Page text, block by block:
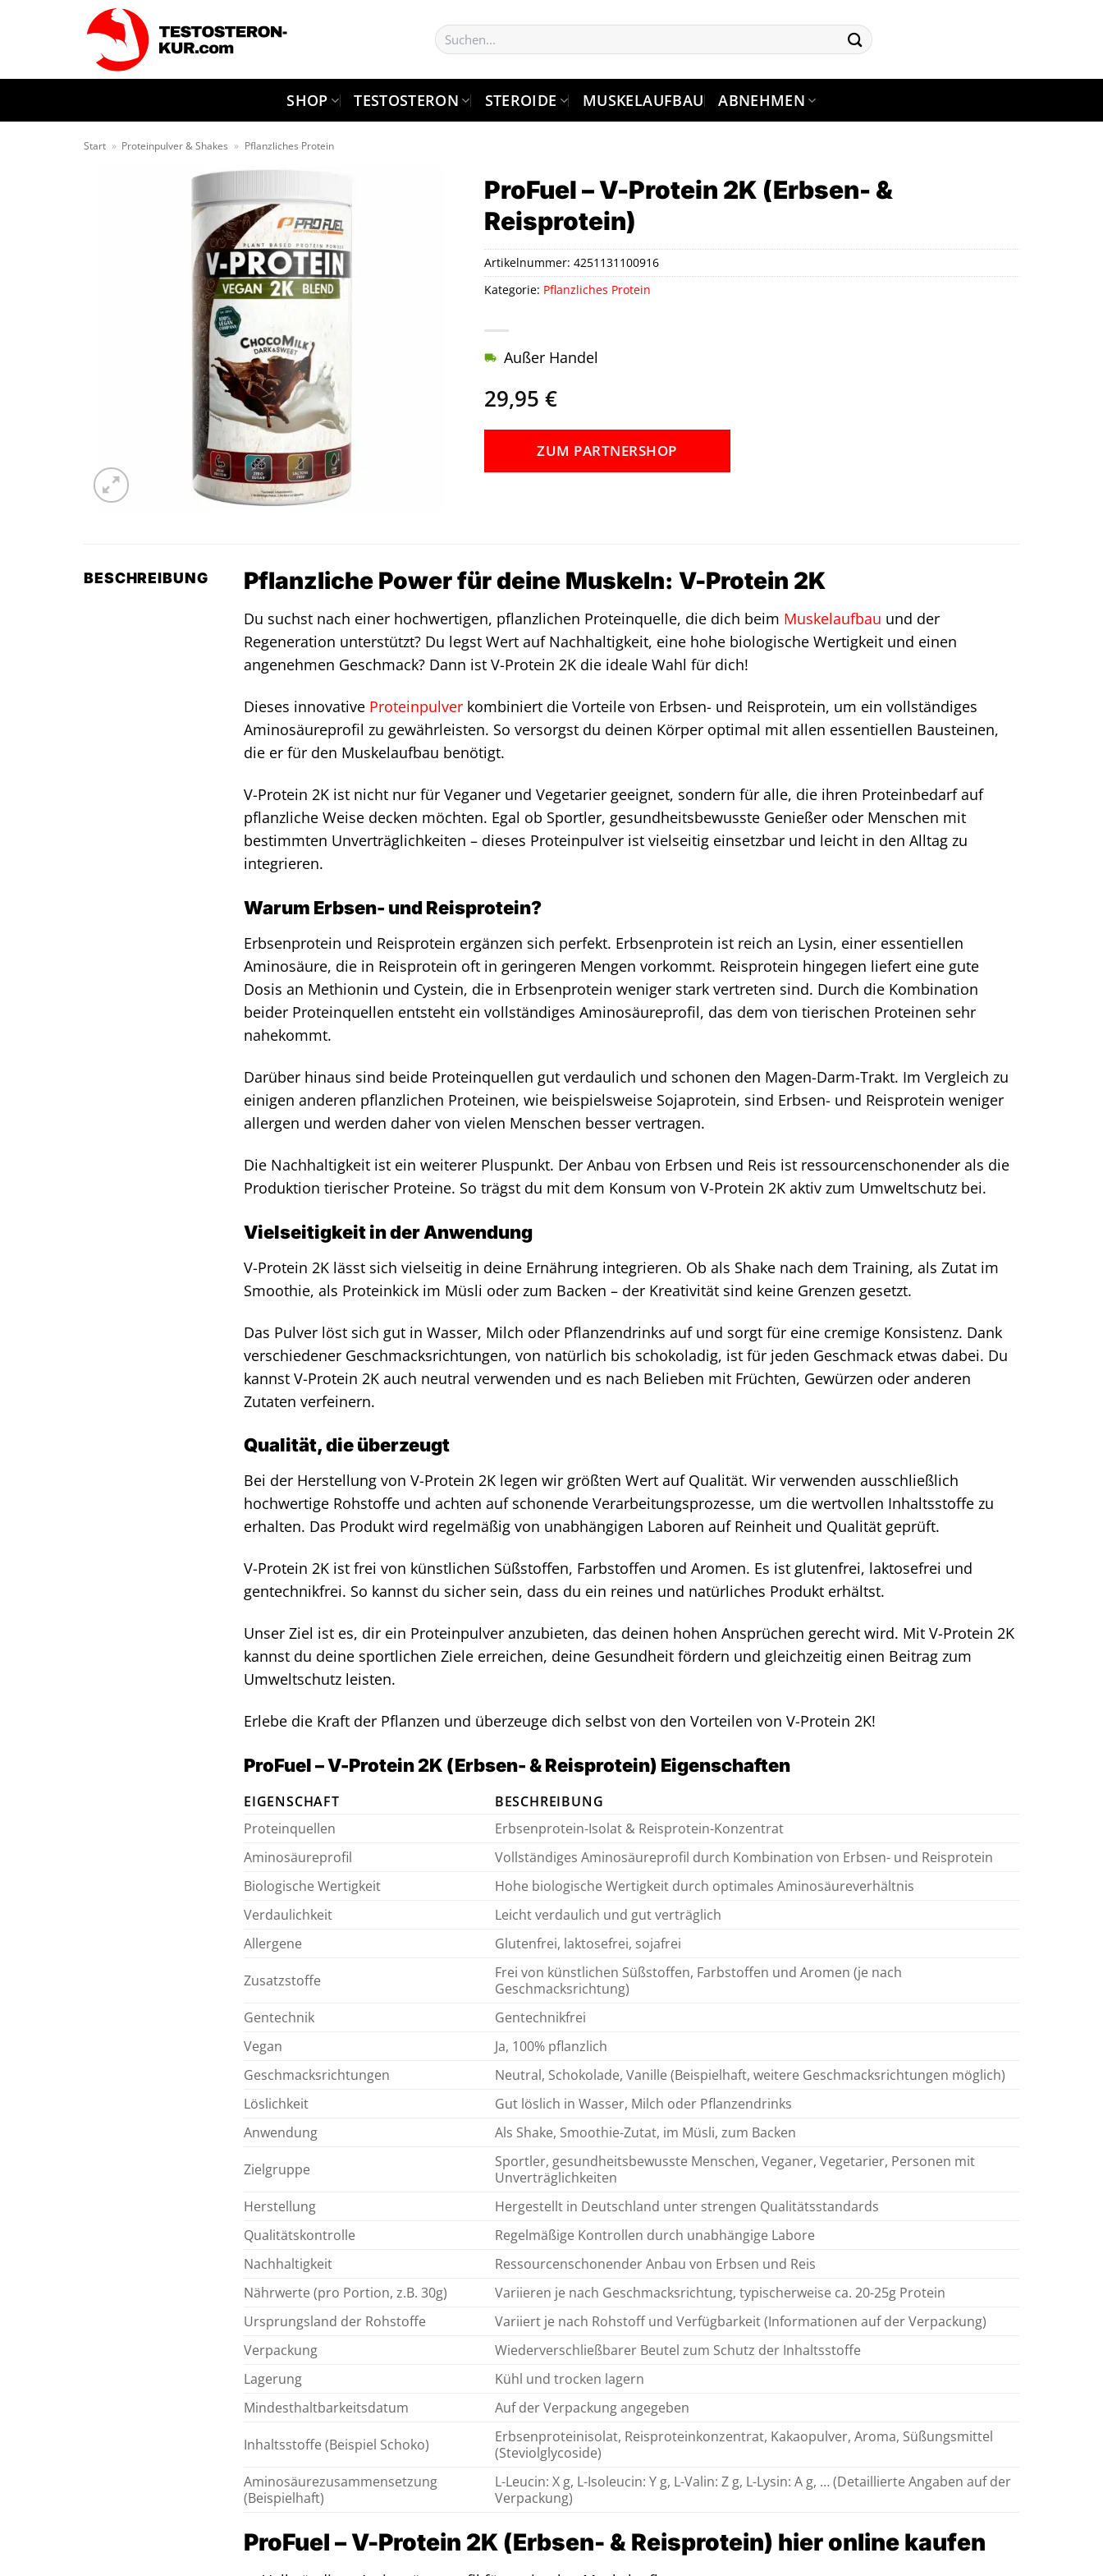
Suchen
nach:
SHOP TESTOSTERON STEROIDE MUSKELAUFBAU ABNEHMEN
Start » Proteinpulver & Shakes » Pflanzliches Protein
ProFuel – V-Protein 2K (Erbsen- &
Reisprotein)
29,95 €
Außer Handel
ZUM PARTNERSHOP
Artikelnummer: 4251131100916
Kategorie: Pflanzliches Protein
BESCHREIBUNG Pflanzliche Power für deine Muskeln: V-Protein 2K
Du suchst nach einer hochwertigen, pflanzlichen Proteinquelle, die dich beim Muskelaufbau und der
Regeneration unterstützt? Du legst Wert auf Nachhaltigkeit, eine hohe biologische Wertigkeit und einen
angenehmen Geschmack? Dann ist V-Protein 2K die ideale Wahl für dich!
Dieses innovative Proteinpulver kombiniert die Vorteile von Erbsen- und Reisprotein, um ein vollständiges
Aminosäureprofil zu gewährleisten. So versorgst du deinen Körper optimal mit allen essentiellen Bausteinen,
die er für den Muskelaufbau benötigt.
V-Protein 2K ist nicht nur für Veganer und Vegetarier geeignet, sondern für alle, die ihren Proteinbedarf auf
pflanzliche Weise decken möchten. Egal ob Sportler, gesundheitsbewusste Genießer oder Menschen mit
bestimmten Unverträglichkeiten – dieses Proteinpulver ist vielseitig einsetzbar und leicht in den Alltag zu
integrieren.
Warum Erbsen- und Reisprotein?
Erbsenprotein und Reisprotein ergänzen sich perfekt. Erbsenprotein ist reich an Lysin, einer essentiellen
Aminosäure, die in Reisprotein oft in geringeren Mengen vorkommt. Reisprotein hingegen liefert eine gute
Dosis an Methionin und Cystein, die in Erbsenprotein weniger stark vertreten sind. Durch die Kombination
beider Proteinquellen entsteht ein vollständiges Aminosäureprofil, das dem von tierischen Proteinen sehr
nahekommt.
Darüber hinaus sind beide Proteinquellen gut verdaulich und schonen den Magen-Darm-Trakt. Im Vergleich zu
einigen anderen pflanzlichen Proteinen, wie beispielsweise Sojaprotein, sind Erbsen- und Reisprotein weniger
allergen und werden daher von vielen Menschen besser vertragen.
Die Nachhaltigkeit ist ein weiterer Pluspunkt. Der Anbau von Erbsen und Reis ist ressourcenschonender als die
Produktion tierischer Proteine. So trägst du mit dem Konsum von V-Protein 2K aktiv zum Umweltschutz bei.
Vielseitigkeit in der Anwendung
V-Protein 2K lässt sich vielseitig in deine Ernährung integrieren. Ob als Shake nach dem Training, als Zutat im
Smoothie, als Proteinkick im Müsli oder zum Backen – der Kreativität sind keine Grenzen gesetzt.
Das Pulver löst sich gut in Wasser, Milch oder Pflanzendrinks auf und sorgt für eine cremige Konsistenz. Dank
verschiedener Geschmacksrichtungen, von natürlich bis schokoladig, ist für jeden Geschmack etwas dabei. Du
kannst V-Protein 2K auch neutral verwenden und es nach Belieben mit Früchten, Gewürzen oder anderen
Zutaten verfeinern.
Qualität, die überzeugt
Bei der Herstellung von V-Protein 2K legen wir größten Wert auf Qualität. Wir verwenden ausschließlich
hochwertige Rohstoffe und achten auf schonende Verarbeitungsprozesse, um die wertvollen Inhaltsstoffe zu
erhalten. Das Produkt wird regelmäßig von unabhängigen Laboren auf Reinheit und Qualität geprüft.
V-Protein 2K ist frei von künstlichen Süßstoffen, Farbstoffen und Aromen. Es ist glutenfrei, laktosefrei und
gentechnikfrei. So kannst du sicher sein, dass du ein reines und natürliches Produkt erhältst.
Unser Ziel ist es, dir ein Proteinpulver anzubieten, das deinen hohen Ansprüchen gerecht wird. Mit V-Protein 2K
kannst du deine sportlichen Ziele erreichen, deine Gesundheit fördern und gleichzeitig einen Beitrag zum
Umweltschutz leisten.
Erlebe die Kraft der Pflanzen und überzeuge dich selbst von den Vorteilen von V-Protein 2K!
ProFuel – V-Protein 2K (Erbsen- & Reisprotein) Eigenschaften
EIGENSCHAFT
BESCHREIBUNG
Proteinquellen
Erbsenprotein-Isolat & Reisprotein-Konzentrat
Aminosäureprofil
Vollständiges Aminosäureprofil durch Kombination von Erbsen- und Reisprotein
Biologische Wertigkeit
Hohe biologische Wertigkeit durch optimales Aminosäureverhältnis
Verdaulichkeit
Leicht verdaulich und gut verträglich
Allergene
Glutenfrei, laktosefrei, sojafrei
Zusatzstoffe
Frei von künstlichen Süßstoffen, Farbstoffen und Aromen (je nach
Geschmacksrichtung)
Gentechnik
Gentechnikfrei
Vegan
Ja, 100% pflanzlich
Geschmacksrichtungen
Neutral, Schokolade, Vanille (Beispielhaft, weitere Geschmacksrichtungen möglich)
Löslichkeit
Gut löslich in Wasser, Milch oder Pflanzendrinks
Anwendung
Als Shake, Smoothie-Zutat, im Müsli, zum Backen
Zielgruppe
Sportler, gesundheitsbewusste Menschen, Veganer, Vegetarier, Personen mit
Unverträglichkeiten
Herstellung
Hergestellt in Deutschland unter strengen Qualitätsstandards
Qualitätskontrolle
Regelmäßige Kontrollen durch unabhängige Labore
Nachhaltigkeit
Ressourcenschonender Anbau von Erbsen und Reis
Nährwerte (pro Portion, z.B. 30g)
Variieren je nach Geschmacksrichtung, typischerweise ca. 20-25g Protein
Ursprungsland der Rohstoffe
Variiert je nach Rohstoff und Verfügbarkeit (Informationen auf der Verpackung)
Verpackung
Wiederverschließbarer Beutel zum Schutz der Inhaltsstoffe
Lagerung
Kühl und trocken lagern
Mindesthaltbarkeitsdatum
Auf der Verpackung angegeben
Inhaltsstoffe (Beispiel Schoko)
Erbsenproteinisolat, Reisproteinkonzentrat, Kakaopulver, Aroma, Süßungsmittel
(Steviolglycoside)
Aminosäurezusammensetzung
(Beispielhaft)
L-Leucin: X g, L-Isoleucin: Y g, L-Valin: Z g, L-Lysin: A g, … (Detaillierte Angaben auf der
Verpackung)
ProFuel – V-Protein 2K (Erbsen- & Reisprotein) hier online kaufen